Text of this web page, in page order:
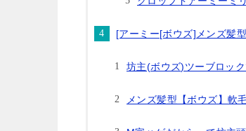
[アーミー[ボウズ]メンズ髪
坊主(ボウズ)ツーブロッ
メンズ髪型【ボウズ】軟